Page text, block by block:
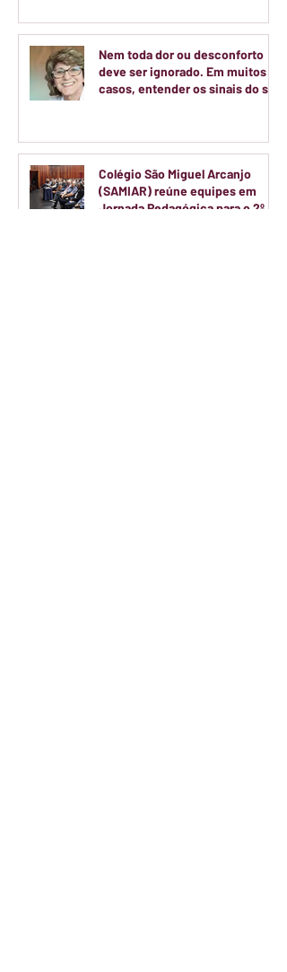
Nem toda dor ou desconforto
deve ser ignorado. Em muitos
casos, entender os sinais do seu
Colégio São Miguel Arcanjo
(SAMIAR) reúne equipes em
Jornada Pedagógica para o 2º